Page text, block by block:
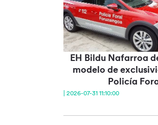
EH Bildu Nafarroa
modelo de
Policía
| 2026-07-31 11:10:00